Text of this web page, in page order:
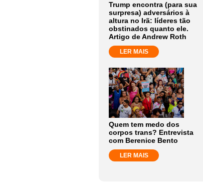
Trump encontra (para sua
surpresa) adversários à
altura no Irã: líderes tão
obstinados quanto ele.
Artigo de Andrew Roth
LER MAIS
Quem tem medo dos
corpos trans? Entrevista
com Berenice Bento
LER MAIS